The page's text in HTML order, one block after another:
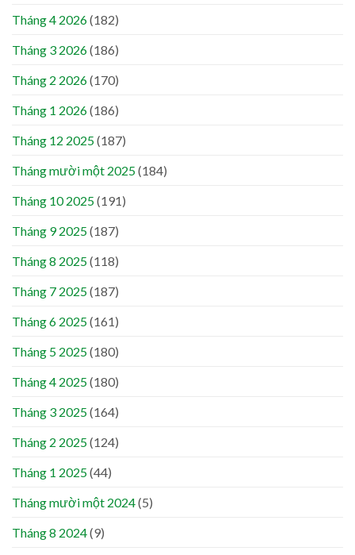
Tháng 4 2026(182)
Tháng 3 2026(186)
Tháng 2 2026(170)
Tháng 1 2026(186)
Tháng 12 2025(187)
Tháng mười một 2025(184)
Tháng 10 2025(191)
Tháng 9 2025(187)
Tháng 8 2025(118)
Tháng 7 2025(187)
Tháng 6 2025(161)
Tháng 5 2025(180)
Tháng 4 2025(180)
Tháng 3 2025(164)
Tháng 2 2025(124)
Tháng 1 2025(44)
Tháng mười một 2024(5)
Tháng 8 2024(9)